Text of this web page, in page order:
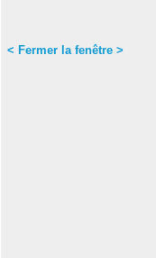
< Fermer la fenêtre >